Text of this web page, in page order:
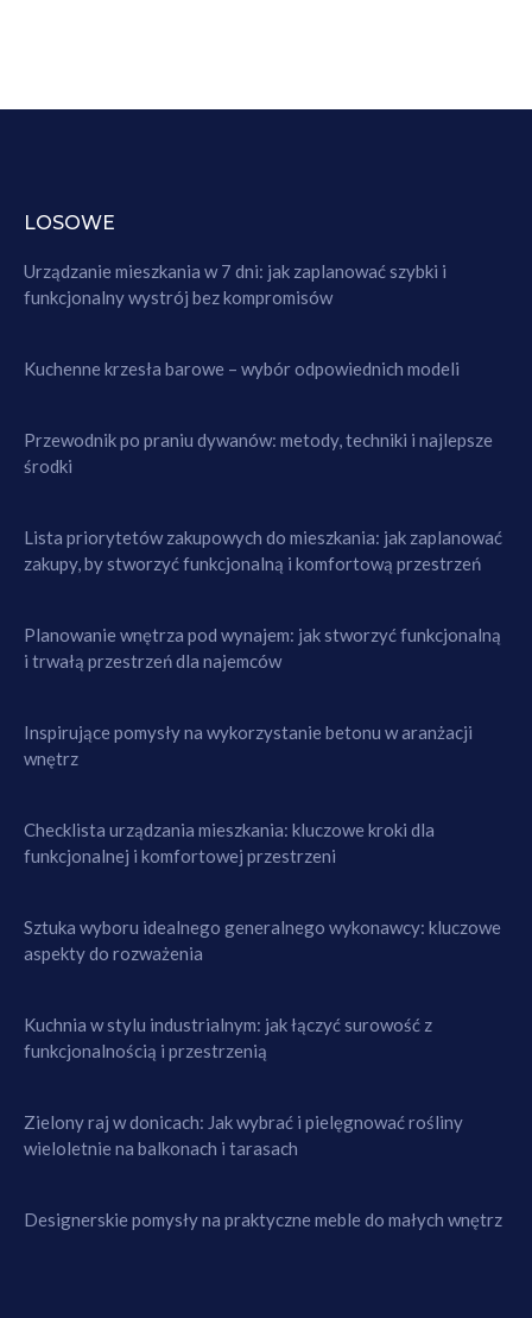
LOSOWE
Urządzanie mieszkania w 7 dni: jak zaplanować szybki i
funkcjonalny wystrój bez kompromisów
Kuchenne krzesła barowe – wybór odpowiednich modeli
Przewodnik po praniu dywanów: metody, techniki i najlepsze
środki
Lista priorytetów zakupowych do mieszkania: jak zaplanować
zakupy, by stworzyć funkcjonalną i komfortową przestrzeń
Planowanie wnętrza pod wynajem: jak stworzyć funkcjonalną
i trwałą przestrzeń dla najemców
Inspirujące pomysły na wykorzystanie betonu w aranżacji
wnętrz
Checklista urządzania mieszkania: kluczowe kroki dla
funkcjonalnej i komfortowej przestrzeni
Sztuka wyboru idealnego generalnego wykonawcy: kluczowe
aspekty do rozważenia
Kuchnia w stylu industrialnym: jak łączyć surowość z
funkcjonalnością i przestrzenią
Zielony raj w donicach: Jak wybrać i pielęgnować rośliny
wieloletnie na balkonach i tarasach
Designerskie pomysły na praktyczne meble do małych wnętrz